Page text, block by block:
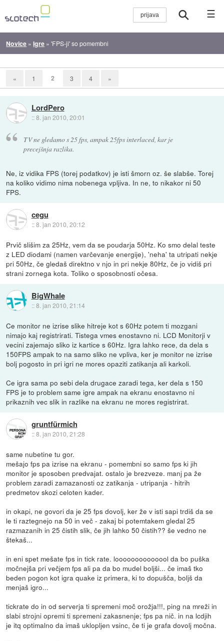
☰
Novice »Igre »'FPS-ji' so pomembni
« 1 2 3 4 »
LordPero
::8. jan 2010, 20:01
TV ne gledamo s 25 fps, ampak 25fps interlaced, kar je
precejšnja razlika.
Ne, iz vidika FPS (torej podatkov) je isti šmorn oz. še slabše. Torej
na koliko vidimo nima nobenega vpljiva. In ne, to nikakor ni 50
FPS.
cegu
::8. jan 2010, 20:12
Prvič slišim za 25Hz, vem da se poudarja 50Hz. Ko smo delal teste
z LED diodami (namen varčevanje energije), 'neha' ta utripati nekje
pri 50Hz, če gledaš direktno v njo in pri nekje 80Hz, če jo vidiš pri
strani zornega kota. Toliko o sposobnosti očesa.
BigWhale
::8. jan 2010, 21:14
Ce monitor ne izrise slike hitreje kot s 60Hz potem ti mozgani
nimajo kaj registrirati. Tistega vmes enostavno ni. LCD Monitorji v
vecini zajemajo sliko iz kartice s 60Hz. Igra lahko rece, da dela s
150FPS ampak to na samo sliko ne vpliva, ker je monitor ne izrise
bolj pogosto in pri igri ne mores opaziti zatikanja ali karkoli.
Ce igra sama po sebi dela drugace zaradi tega, ker dela s 150
FPS je to problem same igre ampak na ekranu enostavno ni
prikaznih vec slik in razlike na ekranu ne mores registrirat.
gruntfürmich
::8. jan 2010, 21:28
same nubetine tu gor.
mešajo fps pa izrise na ekranu - pomembni so samo fps ki jih
monitor je sposoben predvajat. ostalo je brezveze. manj pa že
problem zaradi zamazanosti oz zatikanja - utripanja - hitrih
predmetov skozi celoten kader.
in okapi, ne govori da je 25 fps dovolj, ker že v isti sapi trdiš da se
le ti raztegnejo na 50 in več - zakaj bi potemtakem gledal 25
razmazanih in 25 čistih slik, če jih lahko 50 čistih?? še vedno ne
štekaš...
in eni spet mešate fps in tick rate. loooooooooooool da bo puška
močnejša pri večjem fps ali pa da bo mudel boljši... če imaš tko
beden pogon kot igra quake iz primera, ki to dopušča, boljš da
menjaš igro...
tickrate do in od serverja ti spremeni moč orožja!!!, ping na mreži in
slabi strojni opremi ti spremeni zakasnenje; fps pa nič. in na lcdjih
je itq optimalno da imaš uklopljen vsinc, če ti je grafa dovolj močna.